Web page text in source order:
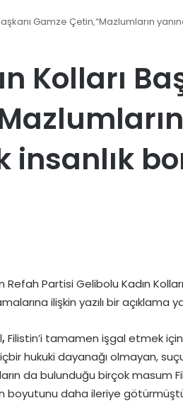
Gamze Çetin,“Mazlumların
Kolları
insanlık
Partisi Gelibolu Kadın
ilişkin yazılı bir açıklama
,Filistin’i tamamen işgal etmek
hukuki dayanağı olmayan, suçu
da bulunduğu birçok masum
boyutunu daha ileriye